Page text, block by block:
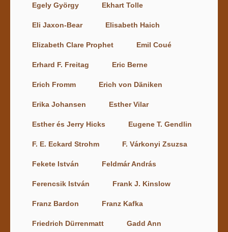
Egely György Ekhart Tolle
Eli Jaxon-Bear Elisabeth Haich
Elizabeth Clare Prophet Emil Coué
Erhard F. Freitag Eric Berne
Erich Fromm Erich von Däniken
Erika Johansen Esther Vilar
Esther és Jerry Hicks Eugene T. Gendlin
F. E. Eckard Strohm F. Várkonyi Zsuzsa
Fekete István Feldmár András
Ferencsik István Frank J. Kinslow
Franz Bardon Franz Kafka
Friedrich Dürrenmatt Gadd Ann